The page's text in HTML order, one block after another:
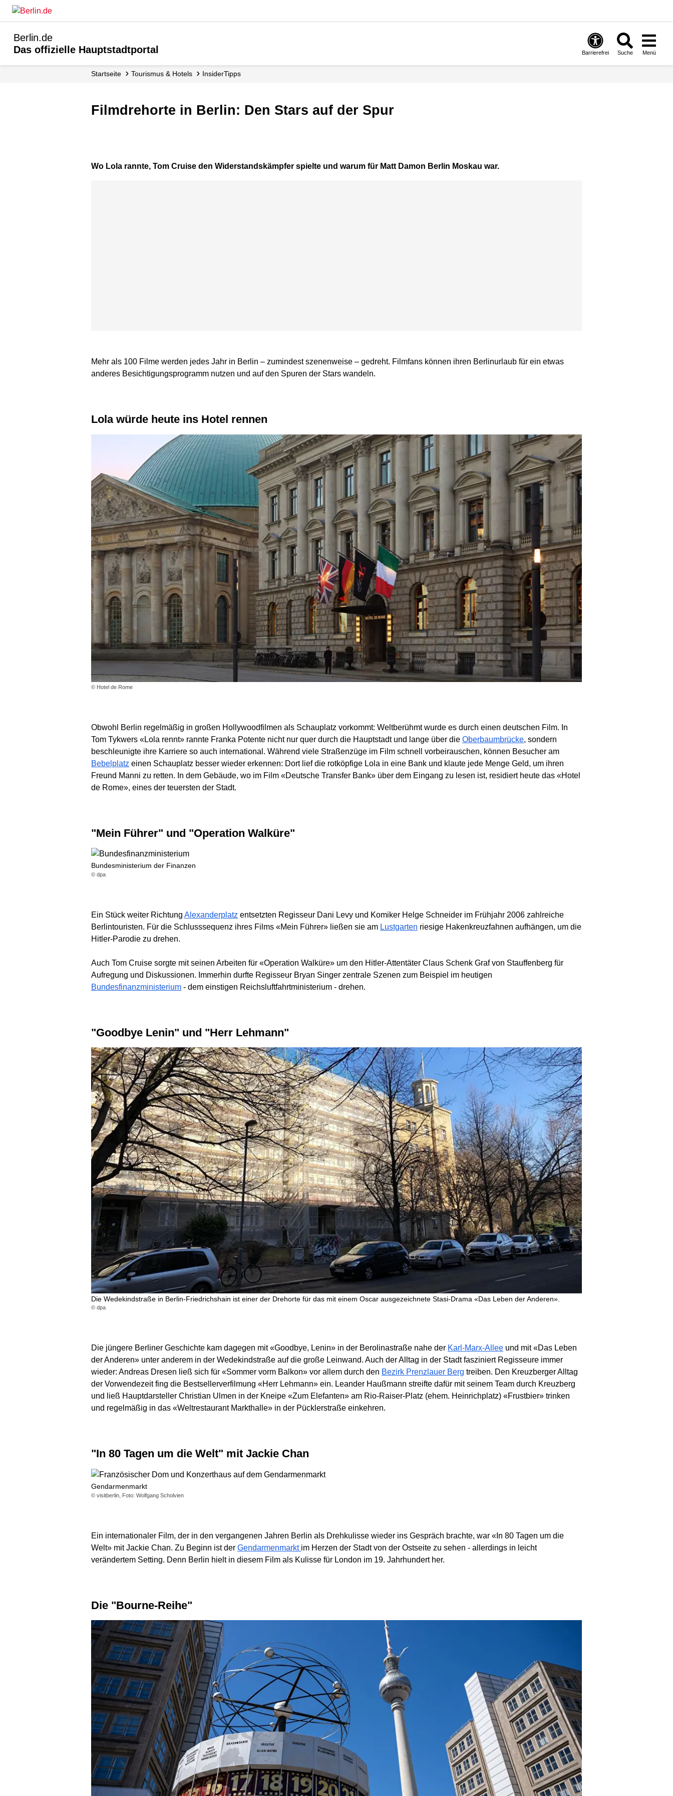
Berlin.de
Das offizielle Hauptstadtportal
Barrierefrei Suche Menü
Startseite Tourismus & Hotels InsiderTipps
Filmdrehorte in Berlin: Den Stars auf der Spur
Wo Lola rannte, Tom Cruise den Widerstandskämpfer spielte und warum für Matt Damon Berlin Moskau war.
Mehr als 100 Filme werden jedes Jahr in Berlin – zumindest szenenweise – gedreht. Filmfans können ihren Berlinurlaub für ein etwas
anderes Besichtigungsprogramm nutzen und auf den Spuren der Stars wandeln.
Lola würde heute ins Hotel rennen
© Hotel de Rome
Obwohl Berlin regelmäßig in großen Hollywoodfilmen als Schauplatz vorkommt: Weltberühmt wurde es durch einen deutschen Film. In
Tom Tykwers «Lola rennt» rannte Franka Potente nicht nur quer durch die Hauptstadt und lange über die Oberbaumbrücke, sondern
beschleunigte ihre Karriere so auch international. Während viele Straßenzüge im Film schnell vorbeirauschen, können Besucher am
Bebelplatz einen Schauplatz besser wieder erkennen: Dort lief die rotköpfige Lola in eine Bank und klaute jede Menge Geld, um ihren
Freund Manni zu retten. In dem Gebäude, wo im Film «Deutsche Transfer Bank» über dem Eingang zu lesen ist, residiert heute das «Hotel
de Rome», eines der teuersten der Stadt.
"Mein Führer" und "Operation Walküre"
Bundesministerium der Finanzen
© dpa
Ein Stück weiter Richtung Alexanderplatz entsetzten Regisseur Dani Levy und Komiker Helge Schneider im Frühjahr 2006 zahlreiche
Berlintouristen. Für die Schlusssequenz ihres Films «Mein Führer» ließen sie am Lustgarten riesige Hakenkreuzfahnen aufhängen, um die
Hitler-Parodie zu drehen.
Auch Tom Cruise sorgte mit seinen Arbeiten für «Operation Walküre» um den Hitler-Attentäter Claus Schenk Graf von Stauffenberg für
Aufregung und Diskussionen. Immerhin durfte Regisseur Bryan Singer zentrale Szenen zum Beispiel im heutigen
Bundesfinanzministerium - dem einstigen Reichsluftfahrtministerium - drehen.
"Goodbye Lenin" und "Herr Lehmann"
Die Wedekindstraße in Berlin-Friedrichshain ist einer der Drehorte für das mit einem Oscar ausgezeichnete Stasi-Drama «Das Leben der Anderen».
© dpa
Die jüngere Berliner Geschichte kam dagegen mit «Goodbye, Lenin» in der Berolinastraße nahe der Karl-Marx-Allee und mit «Das Leben
der Anderen» unter anderem in der Wedekindstraße auf die große Leinwand. Auch der Alltag in der Stadt fasziniert Regisseure immer
wieder: Andreas Dresen ließ sich für «Sommer vorm Balkon» vor allem durch den Bezirk Prenzlauer Berg treiben. Den Kreuzberger Alltag
der Vorwendezeit fing die Bestsellerverfilmung «Herr Lehmann» ein. Leander Haußmann streifte dafür mit seinem Team durch Kreuzberg
und ließ Hauptdarsteller Christian Ulmen in der Kneipe «Zum Elefanten» am Rio-Raiser-Platz (ehem. Heinrichplatz) «Frustbier» trinken
und regelmäßig in das «Weltrestaurant Markthalle» in der Pücklerstraße einkehren.
"In 80 Tagen um die Welt" mit Jackie Chan
Gendarmenmarkt
© visitberlin, Foto: Wolfgang Scholvien
Ein internationaler Film, der in den vergangenen Jahren Berlin als Drehkulisse wieder ins Gespräch brachte, war «In 80 Tagen um die
Welt» mit Jackie Chan. Zu Beginn ist der Gendarmenmarkt im Herzen der Stadt von der Ostseite zu sehen - allerdings in leicht
verändertem Setting. Denn Berlin hielt in diesem Film als Kulisse für London im 19. Jahrhundert her.
Die "Bourne-Reihe"